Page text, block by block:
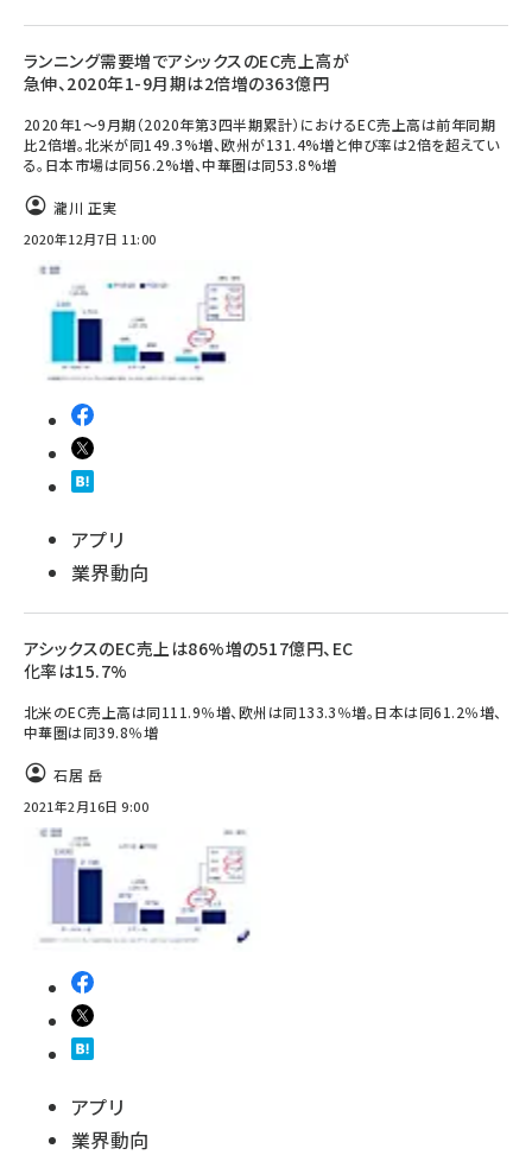
ランニング需要増でアシックスのEC売上高が
急伸、2020年1-9月期は2倍増の363億円
2020年1～9月期（2020年第3四半期累計）におけるEC売上高は前年同期
比2倍増。北米が同149.3%増、欧州が131.4%増と伸び率は2倍を超えてい
る。日本市場は同56.2%増、中華圏は同53.8%増
瀧川 正実
2020年12月7日 11:00
アプリ
業界動向
アシックスのEC売上は86%増の517億円、EC
化率は15.7%
北米のEC売上高は同111.9％増、欧州は同133.3％増。日本は同61.2％増、
中華圏は同39.8％増
石居 岳
2021年2月16日 9:00
アプリ
業界動向